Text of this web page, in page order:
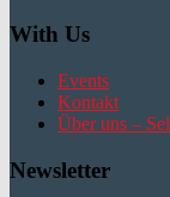
With Us
Events
Kontakt
Über uns –
Newsletter